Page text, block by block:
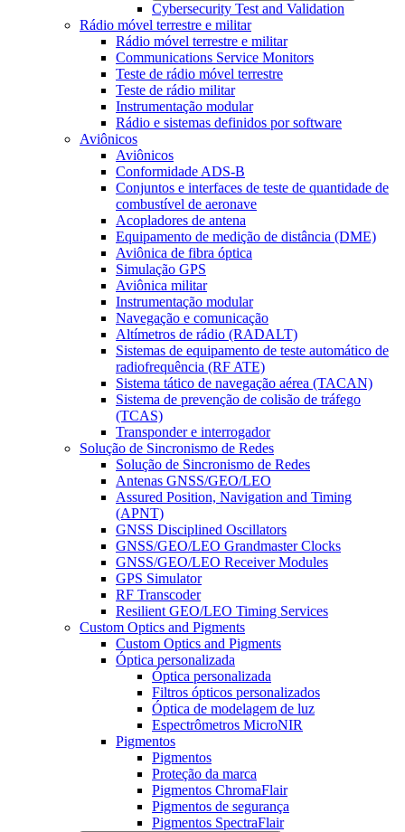
Cybersecurity Test and Validation
Rádio móvel terrestre e militar
Rádio móvel terrestre e militar
Communications Service Monitors
Teste de rádio móvel terrestre
Teste de rádio militar
Instrumentação modular
Rádio e sistemas definidos por software
Aviônicos
Aviônicos
Conformidade ADS-B
Conjuntos e interfaces de teste de quantidade de
combustível de aeronave
Acopladores de antena
Equipamento de medição de distância (DME)
Aviônica de fibra óptica
Simulação GPS
Aviônica militar
Instrumentação modular
Navegação e comunicação
Altímetros de rádio (RADALT)
Sistemas de equipamento de teste automático de
radiofrequência (RF ATE)
Sistema tático de navegação aérea (TACAN)
Sistema de prevenção de colisão de tráfego
(TCAS)
Transponder e interrogador
Solução de Sincronismo de Redes
Solução de Sincronismo de Redes
Antenas GNSS/GEO/LEO
Assured Position, Navigation and Timing
(APNT)
GNSS Disciplined Oscillators
GNSS/GEO/LEO Grandmaster Clocks
GNSS/GEO/LEO Receiver Modules
GPS Simulator
RF Transcoder
Resilient GEO/LEO Timing Services
Custom Optics and Pigments
Custom Optics and Pigments
Óptica personalizada
Óptica personalizada
Filtros ópticos personalizados
Óptica de modelagem de luz
Espectrômetros MicroNIR
Pigmentos
Pigmentos
Proteção da marca
Pigmentos ChromaFlair
Pigmentos de segurança
Pigmentos SpectraFlair